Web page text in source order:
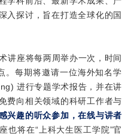
入探讨，旨在打造全球化的国
讲座将每两周举办一次，时间
。每期将邀请一位海外知名学
进行专题学术报告，并在讲
费向相关领域的科研工作者与
兴趣的听众参加，在线与讲者
也将在“上科大生医工学院”官